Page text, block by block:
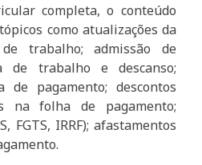
completa, o conteúdo
como atualizações da
trabalho; admissão de
de trabalho e descanso;
de pagamento; descontos
na folha de pagamento;
FGTS, IRRF); afastamentos